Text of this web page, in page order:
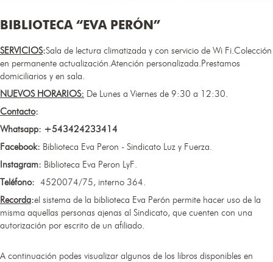
BIBLIOTECA “EVA PERÓN”
SERVICIOS:Sala de lectura climatizada y con servicio de Wi Fi.Colección
en permanente actualización.Atención personalizada.Prestamos
domiciliarios y en sala.
NUEVOS HORARIOS:​ De Lunes a Viernes de 9:30 a 12:30.
Contacto:
Whatsapp: +543424233414
Facebook: Biblioteca Eva Peron - Sindicato Luz y Fuerza.
Instagram: Biblioteca Eva Peron LyF.
Teléfono: 4520074/75, interno 364.
Recorda:el sistema de la biblioteca Eva Perón permite hacer uso de la
misma aquellas personas ajenas al Sindicato, que cuenten con una
autorización por escrito de un afiliado.
A continuación podes visualizar algunos de los libros disponibles en